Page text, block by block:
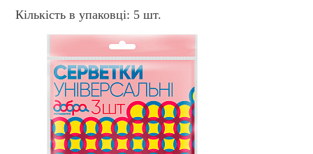
Кількість в упаковці: 5 шт.